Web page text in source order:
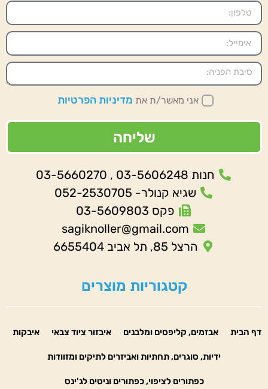
אני מאשר/ת את מדיניות הפרטיות
שליחה
חנות 03-5606248 , 03-5660270
שגיא קנולר- 052-2530705
פקס 03-5609803
sagiknoller@gmail.com
הרצל 85, תל אביב 6655404
קטגוריות מוצרים
דף הבית אבזמים, קליפסים ומלבנים איבזור ציוד צבאי איבקות
ידיות, סוגרים, תחתיות ואביזרים לתיקים ומזוודות
כפתורים לציפוי, כפתורים וניטים לג'ינס